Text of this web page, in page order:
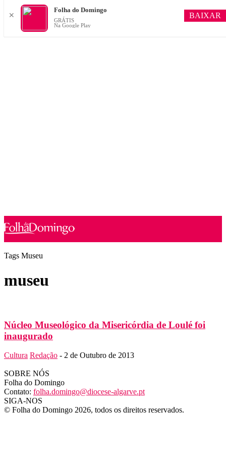
Tags Museu
museu
Núcleo Museológico da Misericórdia de Loulé foi
inaugurado
Cultura Redação - 2 de Outubro de 2013
SOBRE NÓS
Folha do Domingo
Contato: folha.domingo@diocese-algarve.pt
SIGA-NOS
© Folha do Domingo 2026, todos os direitos reservados.
✕
Folha do Domingo
GRÁTIS
Na Google Play
BAIXAR